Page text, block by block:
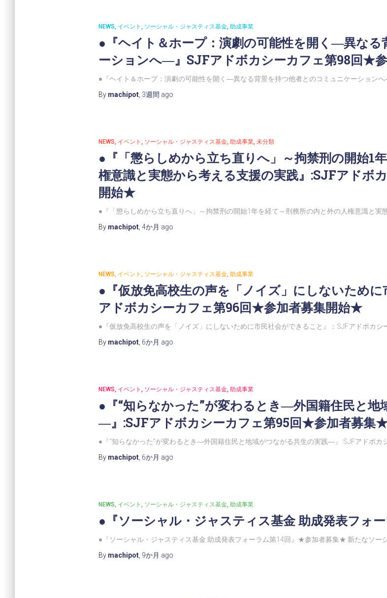
NEWS イベント ソーシャル・ジャスティス基金 助成事業
●『ヘイト＆ホープ：演劇の可能性を開く―異な
ーションへ―』SJFアドボカシーカフェ第98回★
●『ヘイト＆ホープ：演劇の可能性を開く―異なる背景を持つ他者とのコミュニケーション
By machipot, 3週間 ago
NEWS イベント ソーシャル・ジャスティス基金 助成事業 未分類
●『「懲らしめから立ち直りへ」～拘禁刑の開始1
権意識と実態から考える支援の実践』:SJFアドボ
開始★
●『「懲らしめから立ち直りへ」～拘禁刑の開始1年を経て～刑務所の内と外の人権意識と実
By machipot, 4か月 ago
NEWS イベント ソーシャル・ジャスティス基金 助成事業
●『仮放免高校生の声を「ノイズ」にしないため
アドボカシーカフェ第96回★参加者募集開始★
●『仮放免高校生の声を「ノイズ」にしないために市民社会ができること』：SJFアドボカシ
By machipot, 6か月 ago
NEWS イベント ソーシャル・ジャスティス基金 助成事業
●『“知らなかった”が変わるとき―外国籍住民と地
―』:SJFアドボカシーカフェ第95回★参加者募集
●『“知らなかった”が変わるとき―外国籍住民と地域がつながる共生の実践―』:SJFアドボカ
By machipot, 6か月 ago
NEWS イベント ソーシャル・ジャスティス基金 助成事業
●『ソーシャル・ジャスティス基金 助成発表フォ
●『ソーシャル・ジャスティス基金 助成発表フォーラム第14回』★参加者募集★ 新たなソー
By machipot, 9か月 ago